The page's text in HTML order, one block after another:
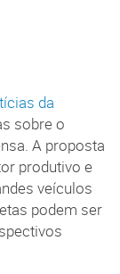
da
sobre o
A proposta
produtivo e
veículos
podem ser